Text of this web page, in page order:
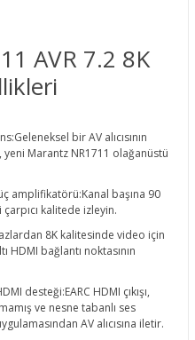
AVR 7.2 8K
bir AV alıcısının
Marantz NR1711 olağanüstü
amplifikatörü:Kanal başına 90
kalitede izleyin.
8K kalitesinde video için
HDMI bağlantı noktasının
desteği:EARC HDMI çıkışı,
ve nesne tabanlı ses
AV alıcısına iletir.